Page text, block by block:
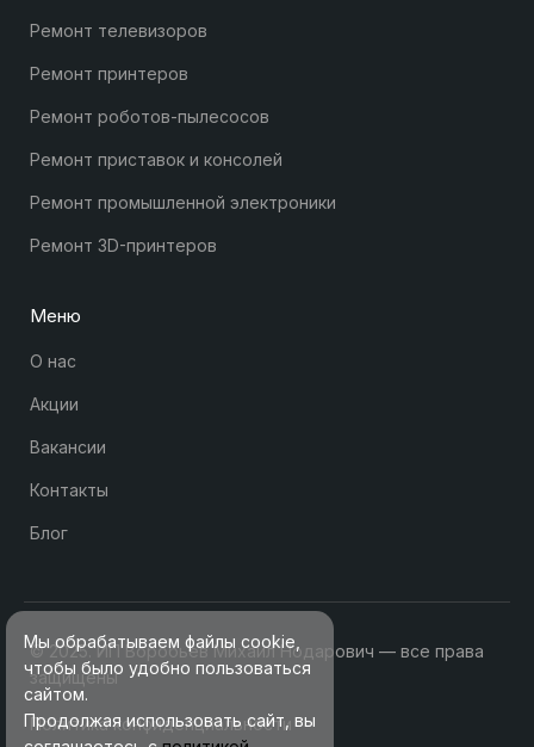
Ремонт телевизоров
Ремонт принтеров
Ремонт роботов-пылесосов
Ремонт приставок и консолей
Ремонт промышленной электроники
Ремонт 3D-принтеров
Меню
О нас
Акции
Вакансии
Контакты
Блог
© 2025. ИП Воробьев Михаил Нодарович — все права
защищены
Политика конфиденциальности
Мы обрабатываем файлы cookie,
чтобы было удобно пользоваться
сайтом.
Продолжая использовать сайт, вы